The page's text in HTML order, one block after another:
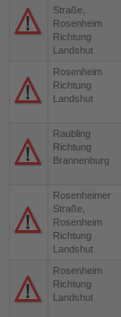
Straße,
Rosenheim
Richtung
Landshut
Rosenheim
Richtung
Landshut
Raubling
Richtung
Brannenburg
Rosenheimer
Straße,
Rosenheim
Richtung
Landshut
Rosenheim
Richtung
Landshut